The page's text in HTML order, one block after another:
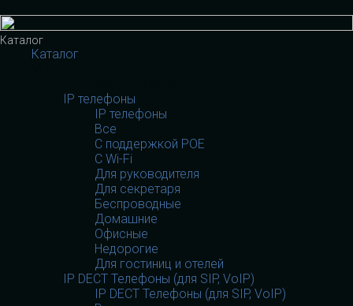
Каталог
Каталог
IP телефоны
IP телефоны
Все
С поддержкой POE
C Wi-Fi
Для руководителя
Для секретаря
Беспроводные
Домашние
Офисные
Недорогие
Для гостиниц и отелей
IP DECT Телефоны (для SIP, VoIP)
IP DECT Телефоны (для SIP, VoIP)